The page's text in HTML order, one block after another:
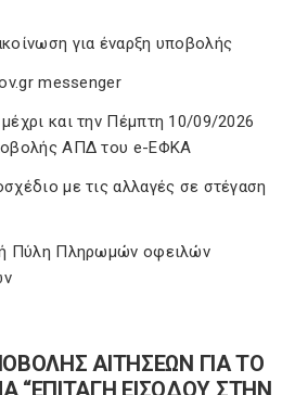
για έναρξη υποβολής
messenger
και την Πέμπτη 10/09/2026
ΑΠΔ του e-ΕΦΚΑ
με τις αλλαγές σε στέγαση
Πύλη Πληρωμών οφειλών
ΑΙΤΗΣΕΩΝ ΓΙΑ ΤΟ
“ΕΠΙΤΑΓΗ ΕΙΣΟΔΟΥ ΣΤΗΝ